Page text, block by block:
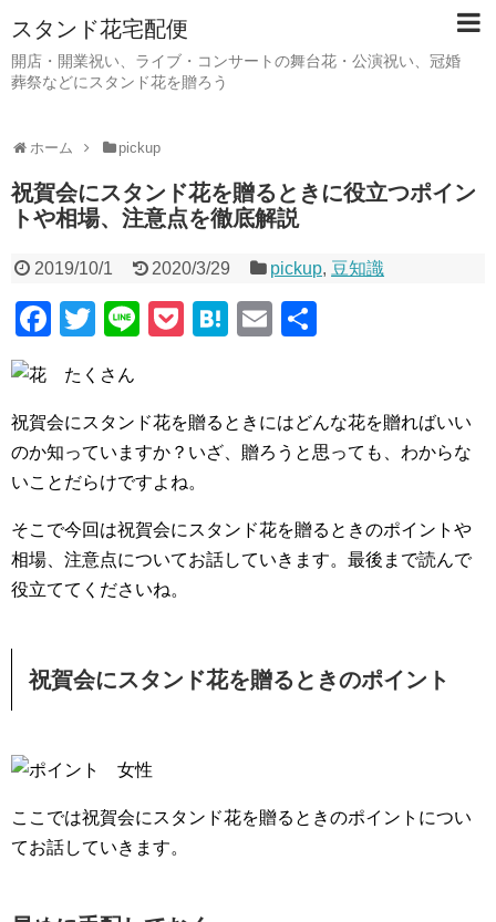
スタンド花宅配便
開店・開業祝い、ライブ・コンサートの舞台花・公演祝い、冠婚
葬祭などにスタンド花を贈ろう
ホーム pickup
祝賀会にスタンド花を贈るときに役立つポイン
トや相場、注意点を徹底解説
2019/10/1 2020/3/29 pickup, 豆知識
F
c
e
b
o
o
k
T
tt
er
Li
P
et
H
n
a
E
祝賀会にスタンド花を贈るときにはどんな花を贈ればいい
のか知っていますか？いざ、贈ろうと思っても、わからな
いことだらけですよね。
そこで今回は祝賀会にスタンド花を贈るときのポイントや
相場、注意点についてお話していきます。最後まで読んで
役立ててくださいね。
祝賀会にスタンド花を贈るときのポイント
ここでは祝賀会にスタンド花を贈るときのポイントについ
てお話していきます。